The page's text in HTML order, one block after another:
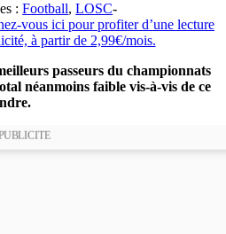
:Football,LOSC-
vous ici pour profiter d’une lecture
à partir de 2,99€/mois.
passeurs du championnats
néanmoins faible vis-à-vis de ce